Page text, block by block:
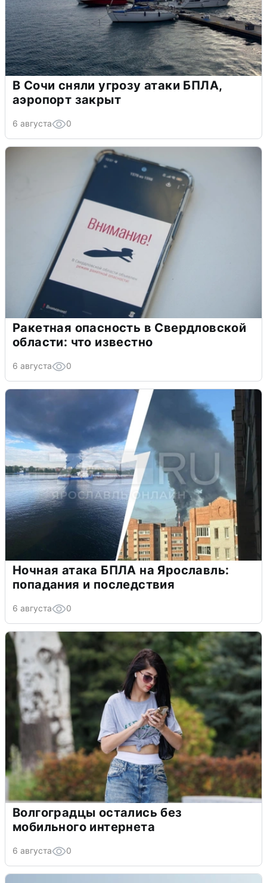
В Сочи сняли угрозу атаки БПЛА,
аэропорт закрыт
6 августа 0
Ракетная опасность в Свердловской
области: что известно
6 августа 0
Ночная атака БПЛА на Ярославль:
попадания и последствия
6 августа 0
Волгоградцы остались без
мобильного интернета
6 августа 0